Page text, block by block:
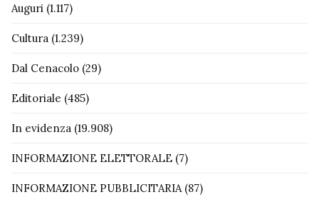
Auguri (1.117)
Cultura (1.239)
Dal Cenacolo (29)
Editoriale (485)
In evidenza (19.908)
INFORMAZIONE ELETTORALE (7)
INFORMAZIONE PUBBLICITARIA(87)